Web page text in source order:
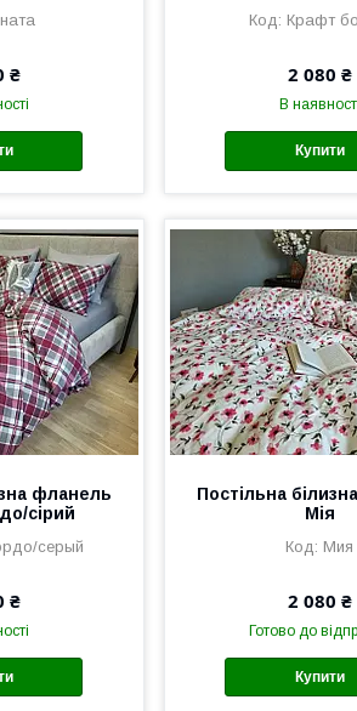
₴
Крафт
2 080 ₴
В
Купити
фланель
сірий
серый
₴
Постільна
Мія
Мия
2 080 ₴
Готово до
Купити